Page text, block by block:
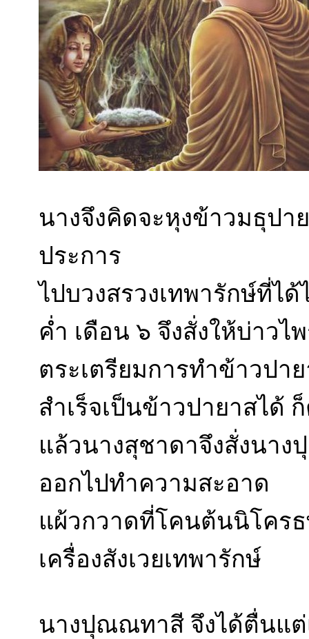
นางจึงคิดจะหุงข้าวมธุปา
ประการ
ไปบวงสรวงเทพารักษ์ที่
ค่ำ เดือน ๖ จึงสั่งให้บ่าวไ
ตระเตรียมการทำข้าวปา
สำเร็จเป็นข้าวปายาสได้
แล้วนางสุชาดาจึงสั่งนา
ออกไปทำความสะอาด
แผ้วกวาดที่โคนต้นนิโคร
เครื่องสังเวยเทพารักษ์
นางปุณณทาสี จึงได้ตื่นแต่